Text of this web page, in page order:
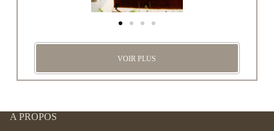
VOIR PLUS
A PROPOS